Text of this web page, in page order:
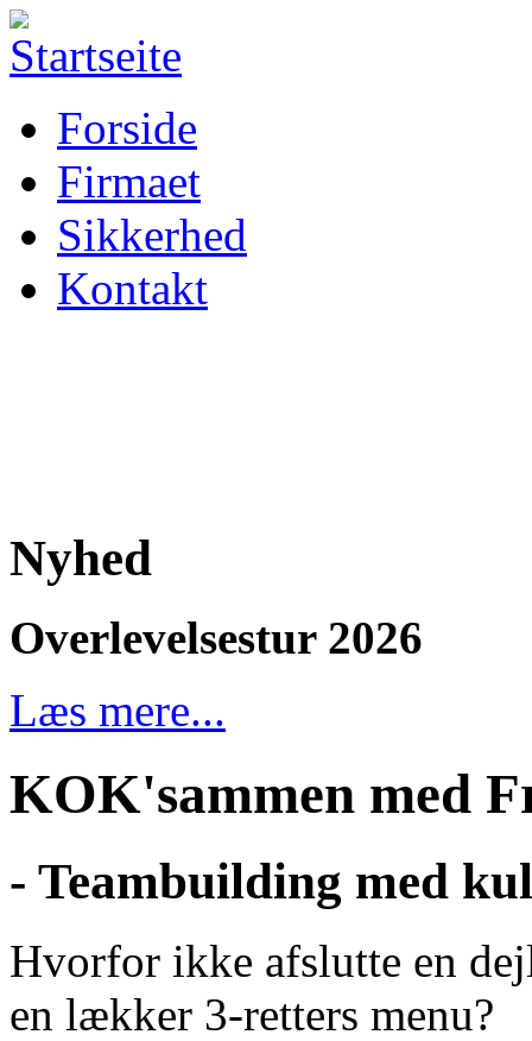
Forside
Firmaet
Sikkerhed
Kontakt
Nyhed
Overlevelsestur 2026
Læs mere...
KOK'sammen med
- Teambuilding med
Hvorfor ikke afslutte en
en lækker 3-retters menu?